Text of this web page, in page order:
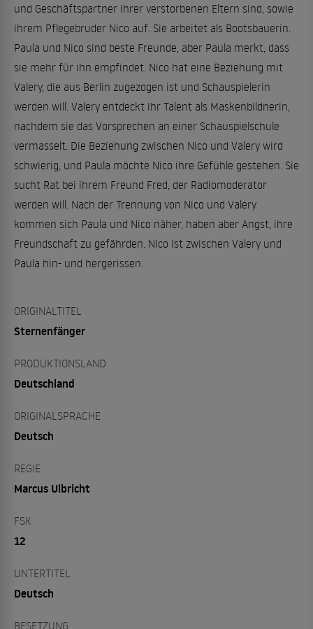
und Geschäftspartner ihrer verstorbenen Eltern sind, sowie
ihrem Pflegebruder Nico auf. Sie arbeitet als Bootsbauerin.
Paula und Nico sind beste Freunde, aber Paula merkt, dass
sie mehr für ihn empfindet. Nico hat eine Beziehung mit
Valery, die aus Berlin zugezogen ist und Schauspielerin
werden will. Valery entdeckt ihr Talent als Maskenbildnerin,
nachdem sie das Vorsprechen an einer Schauspielschule
vermasselt. Die Beziehung zwischen Nico und Valery wird
schwierig, und Paula möchte Nico ihre Gefühle gestehen. Sie
sucht Rat bei ihrem Freund Fred, der Radiomoderator
werden will. Nach der Trennung von Nico und Valery
kommen sich Paula und Nico näher, haben aber Angst, ihre
Freundschaft zu gefährden. Nico ist zwischen Valery und
Paula hin- und hergerissen.
ORIGINALTITEL
Sternenfänger
PRODUKTIONSLAND
Deutschland
ORIGINALSPRACHE
Deutsch
REGIE
Marcus Ulbricht
FSK
12
UNTERTITEL
Deutsch
BESETZUNG